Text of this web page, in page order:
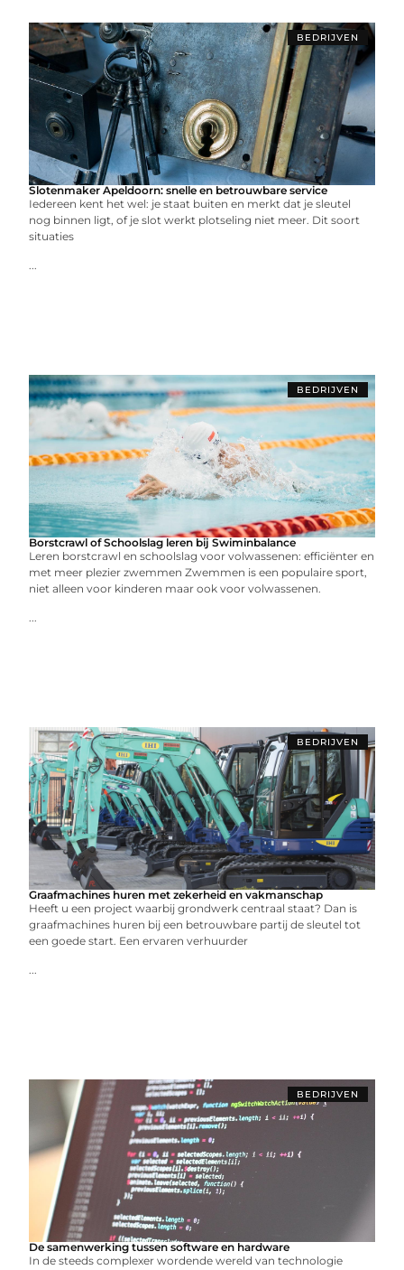
BEDRIJVEN
Slotenmaker Apeldoorn: snelle en betrouwbare service
Iedereen kent het wel: je staat buiten en merkt dat je sleutel
nog binnen ligt, of je slot werkt plotseling niet meer. Dit soort
situaties
...
BEDRIJVEN
Borstcrawl of Schoolslag leren bij Swiminbalance
Leren borstcrawl en schoolslag voor volwassenen: efficiënter en
met meer plezier zwemmen Zwemmen is een populaire sport,
niet alleen voor kinderen maar ook voor volwassenen.
...
BEDRIJVEN
Graafmachines huren met zekerheid en vakmanschap
Heeft u een project waarbij grondwerk centraal staat? Dan is
graafmachines huren bij een betrouwbare partij de sleutel tot
een goede start. Een ervaren verhuurder
...
BEDRIJVEN
De samenwerking tussen software en hardware
In de steeds complexer wordende wereld van technologie